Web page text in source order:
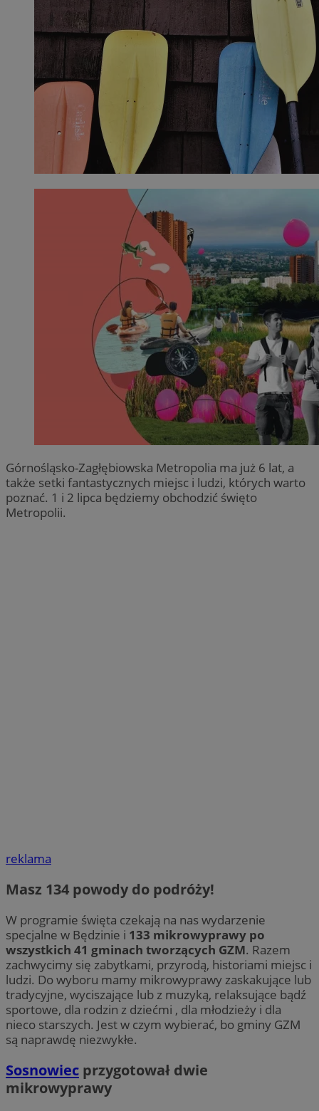
Górnośląsko-Zagłębiowska Metropolia ma już 6 lat, a
także setki fantastycznych miejsc i ludzi, których warto
poznać. 1 i 2 lipca będziemy obchodzić święto
Metropolii.
reklama
Masz 134 powody do podróży!
W programie święta czekają na nas wydarzenie
specjalne w Będzinie i 133 mikrowyprawy po
wszystkich 41 gminach tworzących GZM. Razem
zachwycimy się zabytkami, przyrodą, historiami miejsc i
ludzi. Do wyboru mamy mikrowyprawy zaskakujące lub
tradycyjne, wyciszające lub z muzyką, relaksujące bądź
sportowe, dla rodzin z dziećmi , dla młodzieży i dla
nieco starszych. Jest w czym wybierać, bo gminy GZM
są naprawdę niezwykłe.
Sosnowiec przygotował dwie
mikrowyprawy